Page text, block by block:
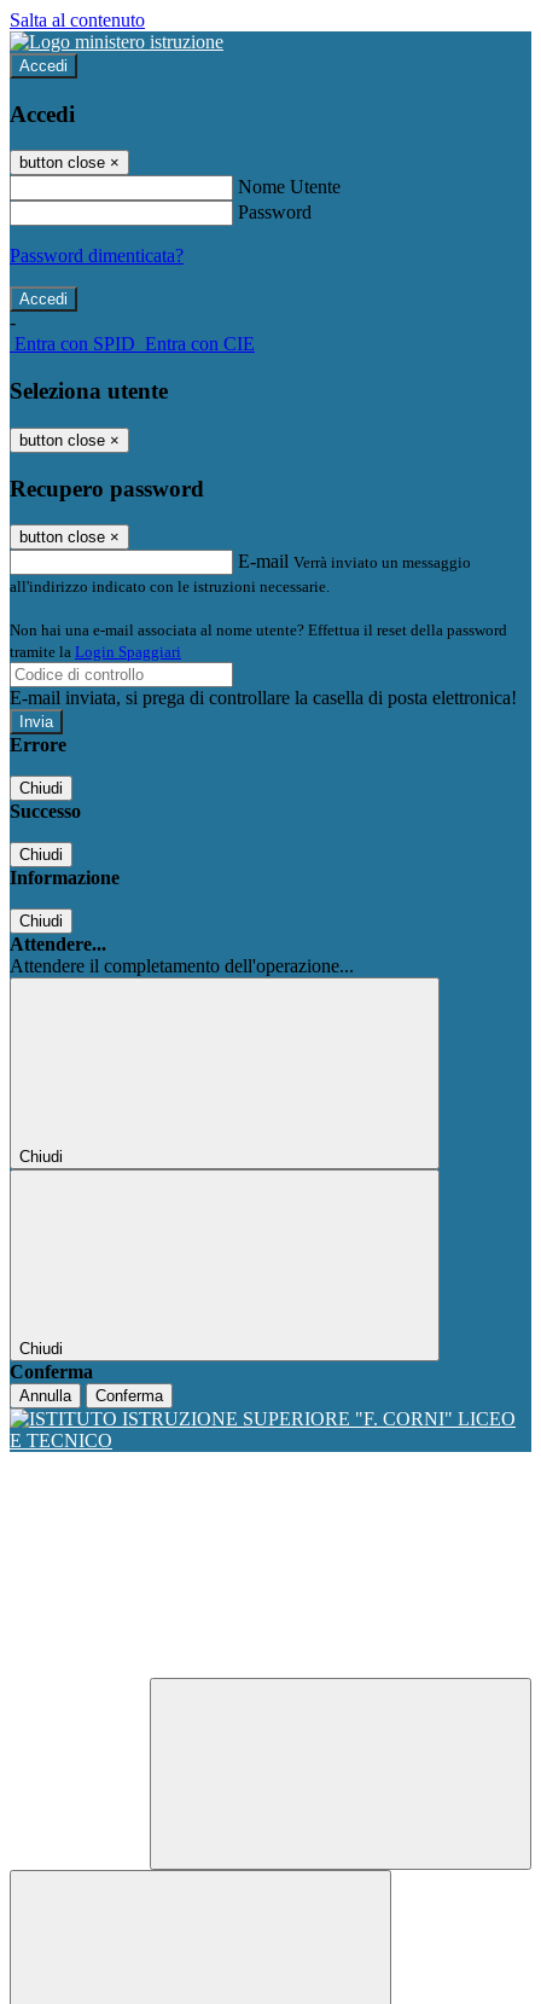
Salta al contenuto
Accedi
Accedi
button close ×
Nome Utente
Password
Password dimenticata?
-
Entra con SPID Entra con CIE
Seleziona utente
button close ×
Recupero password
button close ×
E-mail Verrà inviato un messaggio
all'indirizzo indicato con le istruzioni necessarie.
Non hai una e-mail associata al nome utente? Effettua il reset della password
tramite la Login Spaggiari
E-mail inviata, si prega di controllare la casella di posta elettronica!
Errore
Chiudi
Successo
Chiudi
Informazione
Chiudi
Attendere...
Attendere il completamento dell'operazione...
Chiudi
Chiudi
Conferma
Annulla Conferma